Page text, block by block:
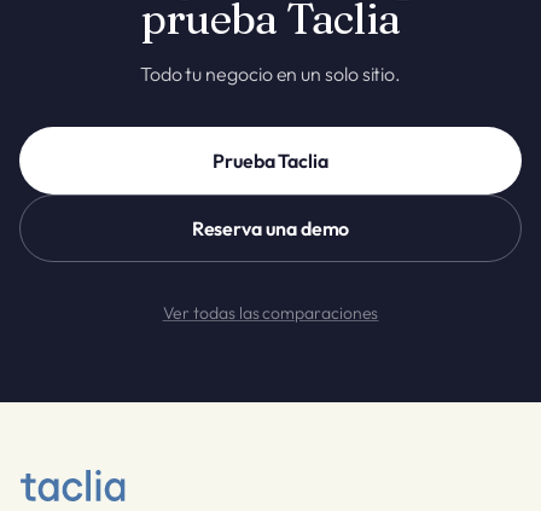
prueba Taclia
Todo tu negocio en un solo sitio.
Prueba Taclia
Reserva una demo
Ver todas las comparaciones